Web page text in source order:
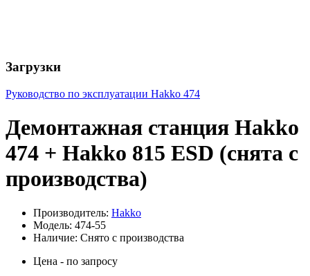
Загрузки
Руководство по эксплуатации Hakko 474
Демонтажная станция Hakko
474 + Hakko 815 ESD (снята с
производства)
Производитель: Hakko
Модель: 474-55
Наличие: Снято с производства
Цена - по запросу